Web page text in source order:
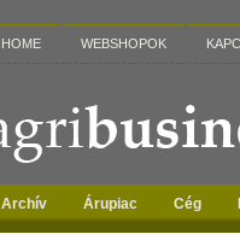
HOME WEBSHOPOK
Archív Árupiac Cég